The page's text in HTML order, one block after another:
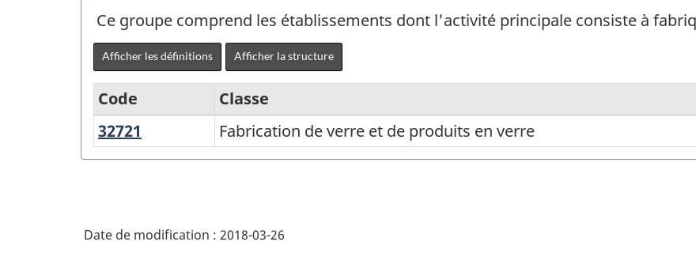
Ce groupe comprend les établissements dont l'activité principale consiste à
Afficher les définitions Afficher la structure
Système
de
industries
Code
Classe
32721
Fabrication
de
produits
Fabrication de verre et de produits en verre
Date de modification : 2018-03-26